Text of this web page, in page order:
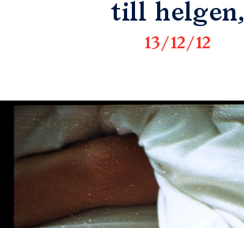
till helgen,
13/12/12